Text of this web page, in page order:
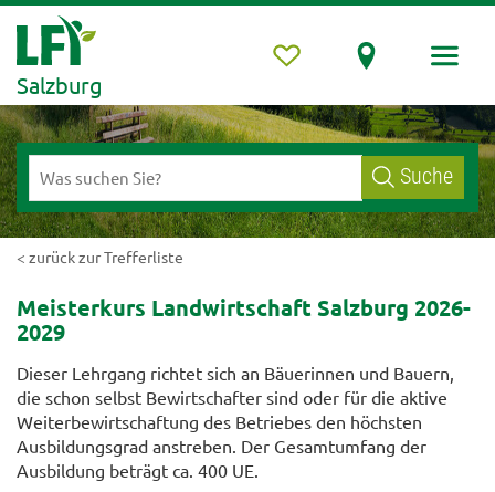
Salzburg
Suche
< zurück zur Trefferliste
Meisterkurs Landwirtschaft Salzburg 2026-
2029
Dieser Lehrgang richtet sich an Bäuerinnen und Bauern,
die schon selbst Bewirtschafter sind oder für die aktive
Weiterbewirtschaftung des Betriebes den höchsten
Ausbildungsgrad anstreben. Der Gesamtumfang der
Ausbildung beträgt ca. 400 UE.